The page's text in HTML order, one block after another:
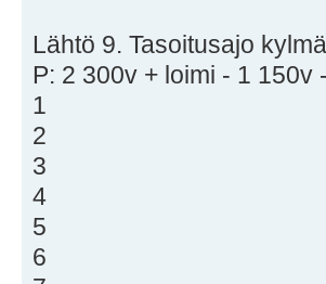
Lähtö 9. Tasoitusajo
P: 2 300v + loimi - 1
1
2
3
4
5
6